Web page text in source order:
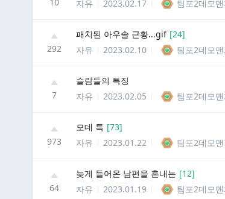
자유
2023.02.17 팀포2데모
292
패치된 아우솔 근황...gif [24]
자유
2023.02.10 팀포2데모
7
슬람들의 특징
자유
2023.02.05 팀포2데모
973
모데 특 [73]
자유
2023.01.22 팀포2데모
64
늦게 들어온 남편을 혼내는 [12]
자유
2023.01.19 팀포2데모